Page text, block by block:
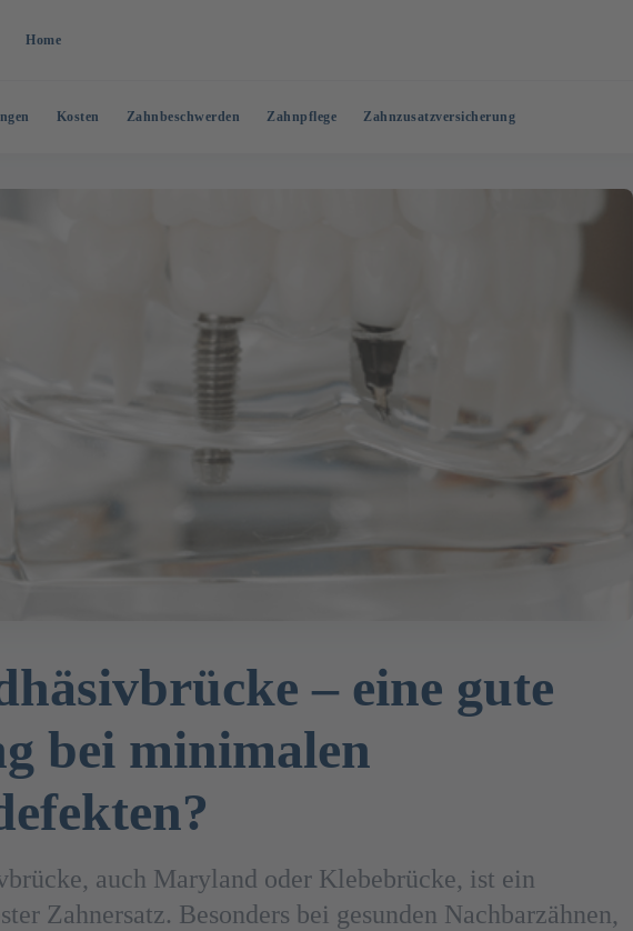
Home
Kosten Zahnbeschwerden Zahnpflege Zahnzusatzversicherung
– eine gute
bei minimalen
auch Maryland oder Klebebrücke, ist ein
Zahnersatz. Besonders bei gesunden Nachbarzähnen,